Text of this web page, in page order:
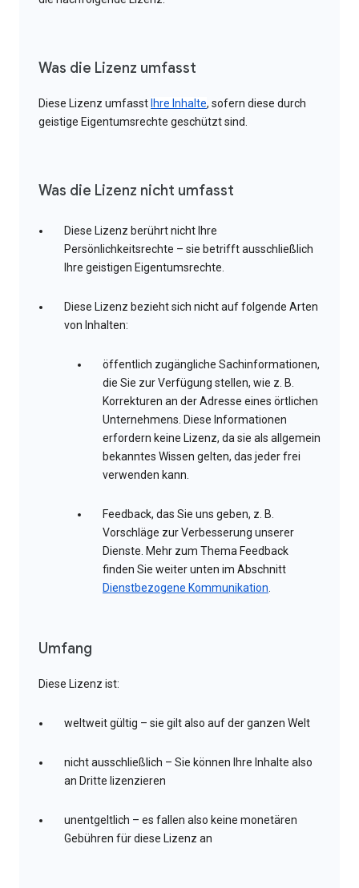
Was die Lizenz umfasst
Diese Lizenz umfasst Ihre Inhalte, sofern diese durch
geistige Eigentumsrechte geschützt sind.
Was die Lizenz nicht umfasst
Diese Lizenz berührt nicht Ihre
Persönlichkeitsrechte – sie betrifft ausschließlich
Ihre geistigen Eigentumsrechte.
Diese Lizenz bezieht sich nicht auf folgende Arten
von Inhalten:
öffentlich zugängliche Sachinformationen,
die Sie zur Verfügung stellen, wie z. B.
Korrekturen an der Adresse eines örtlichen
Unternehmens. Diese Informationen
erfordern keine Lizenz, da sie als allgemein
bekanntes Wissen gelten, das jeder frei
verwenden kann.
Feedback, das Sie uns geben, z. B.
Vorschläge zur Verbesserung unserer
Dienste. Mehr zum Thema Feedback
finden Sie weiter unten im Abschnitt
Dienstbezogene Kommunikation.
Umfang
Diese Lizenz ist:
weltweit gültig – sie gilt also auf der ganzen Welt
nicht ausschließlich – Sie können Ihre Inhalte also
an Dritte lizenzieren
unentgeltlich – es fallen also keine monetären
Gebühren für diese Lizenz an